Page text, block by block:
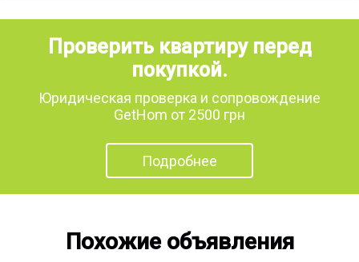
Проверить квартиру перед
покупкой.
Юридическая проверка и сопровождение
GetHom от 2500 грн
Подробнее
Похожие объявления